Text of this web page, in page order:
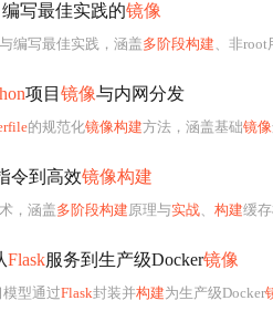
编写最佳实践的镜像
编写最佳实践，涵盖多阶段构建、非root
项目 镜像与内网分发
的规范化镜像构建方法，涵盖基础镜像
令到高效镜像构建
，涵盖多阶段构建原理与实战、 构建缓
Flask服务到生产级Docker镜像
型通过Flask封装并构建为生产级Docker